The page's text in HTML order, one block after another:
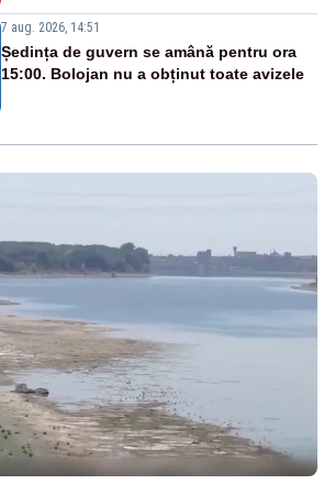
7 aug. 2026, 14:51
Ședința de guvern se amână pentru ora
15:00. Bolojan nu a obținut toate avizele